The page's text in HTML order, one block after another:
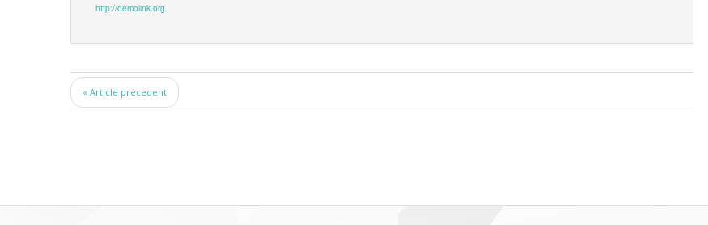
http://demolink.org
« Article précedent